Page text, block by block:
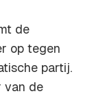
de
op tegen
partij.
van de